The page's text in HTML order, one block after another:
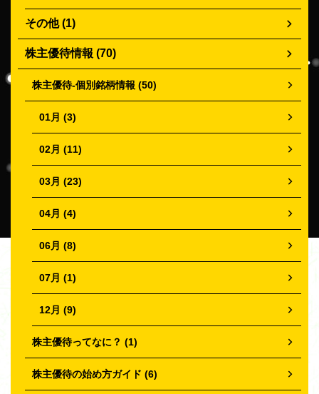
その他 (1)
株主優待情報 (70)
株主優待-個別銘柄情報 (50)
01月 (3)
02月 (11)
03月 (23)
04月 (4)
06月 (8)
07月 (1)
12月 (9)
株主優待ってなに？ (1)
株主優待の始め方ガイド (6)